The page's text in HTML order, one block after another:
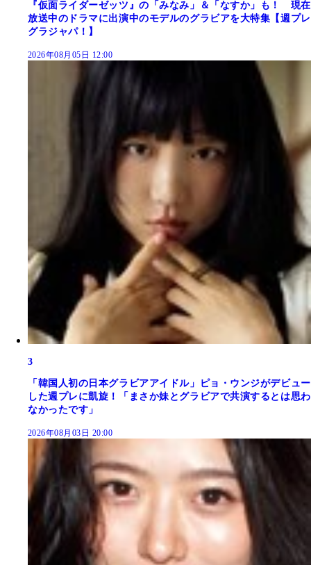
『仮面ライダーゼッツ』の「みなみ」＆「なすか」も！ 現在
放送中のドラマに出演中のモデルのグラビアを大特集【週プレ
グラジャパ！】
2026年08月05日 12:00
3
「韓国人初の日本グラビアアイドル」ピョ・ウンジがデビュー
した週プレに凱旋！「まさか妹とグラビアで共演するとは思わ
なかったです」
2026年08月03日 20:00